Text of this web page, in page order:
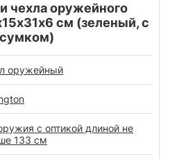
чехла оружейного
см (зеленый, с
оружейный
с оптикой длиной не
133 см